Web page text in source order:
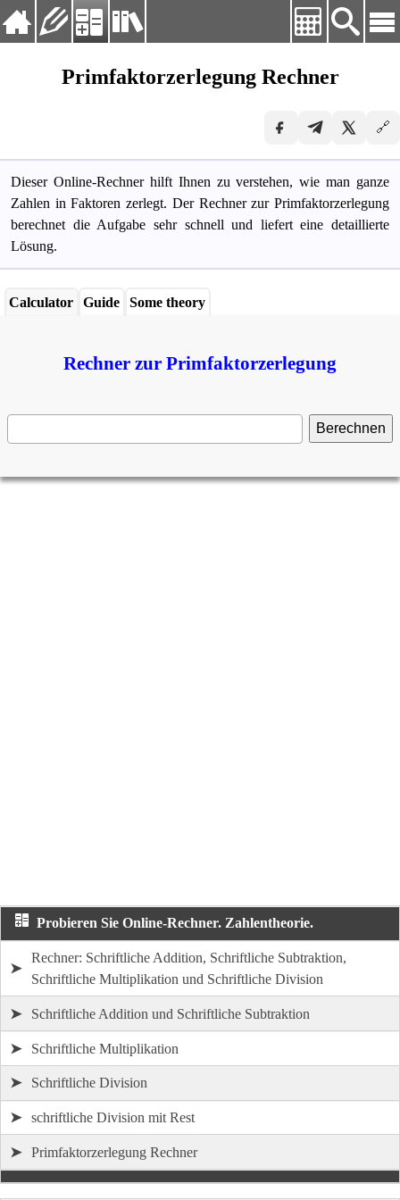
Français
Русский
Українська
Nachschlagewerk
Primfaktorzerlegung Rechner
🔗
Dieser Online-Rechner hilft Ihnen zu verstehen, wie man ganze
Zahlen in Faktoren zerlegt. Der Rechner zur Primfaktorzerlegung
berechnet die Aufgabe sehr schnell und liefert eine detaillierte
Lösung.
Calculator Guide Some theory
Rechner zur Primfaktorzerlegung
Probieren Sie Online-Rechner. Zahlentheorie.
➤
Rechner: Schriftliche Addition, Schriftliche Subtraktion,
Schriftliche Multiplikation und Schriftliche Division
➤ Schriftliche Addition und Schriftliche Subtraktion
➤ Schriftliche Multiplikation
➤ Schriftliche Division
➤ schriftliche Division mit Rest
➤ Primfaktorzerlegung Rechner